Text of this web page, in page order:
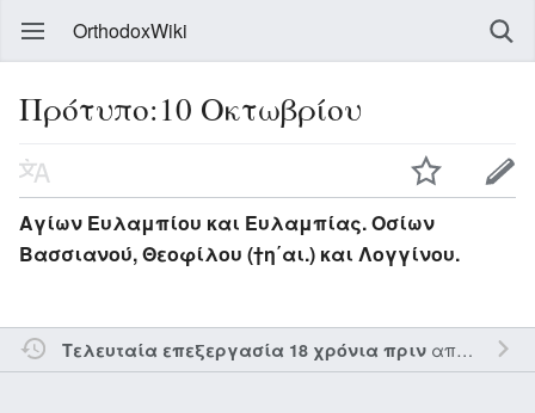
OrthodoxWiki
Πρότυπο:10 Οκτωβρίου
Αγίων Ευλαμπίου και Ευλαμπίας. Οσίων
Βασσιανού, Θεοφίλου (†η΄αι.) και Λογγίνου.
Τελευταία επεξεργασία 18 χρόνια πριναπό τον την